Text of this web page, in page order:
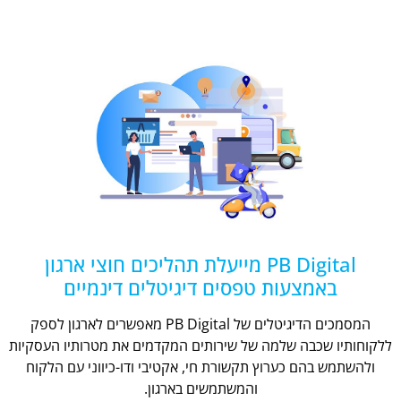
PB Digital מייעלת תהליכים חוצי ארגון
באמצעות טפסים דיגיטלים דינמיים
המסמכים הדיגיטלים של PB Digital מאפשרים לארגון לספק
ללקוחותיו שכבה שלמה של שירותים המקדמים את מטרותיו העסקיות
ולהשתמש בהם כערוץ תקשורת חי, אקטיבי ודו-כיווני עם הלקוח
והמשתמשים בארגון.